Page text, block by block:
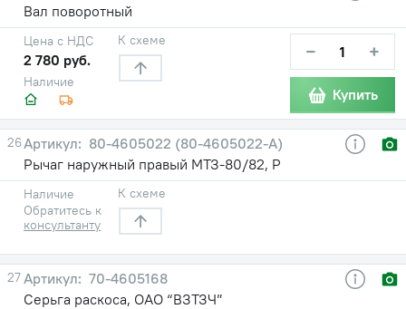
Вал поворотный
Наличие
Цена с НДС
2 780 руб.
К схеме − +
Купить
26
80-4605022 (80-4605022-А)
Рычаг наружный правый МТЗ-80/82, Р
Наличие
Обратитесь к
консультанту
К схеме
27
70-4605168
Серьга раскоса, ОАО “ВЗТЗЧ”